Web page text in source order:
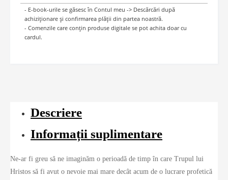
- E-book-urile se găsesc în Contul meu -> Descărcări după
achiziționare și confirmarea plății din partea noastră.
- Comenzile care conțin produse digitale se pot achita doar cu
cardul.
Descriere
Informații suplimentare
Ne-ar fi greu să ne imaginăm o perioadă de timp în care Trupul lui
Hristos să fi avut o nevoie mai mare decât acum de o lucrare profetică